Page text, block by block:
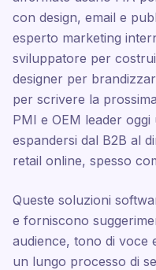
con design, email e
esperto marketing
sviluppatore per
designer per
per scrivere la
PMI e OEM leader
espandersi dal B2B al
retail online, spesso
Queste soluzioni
e forniscono
audience, tono di voce
un lungo processo di